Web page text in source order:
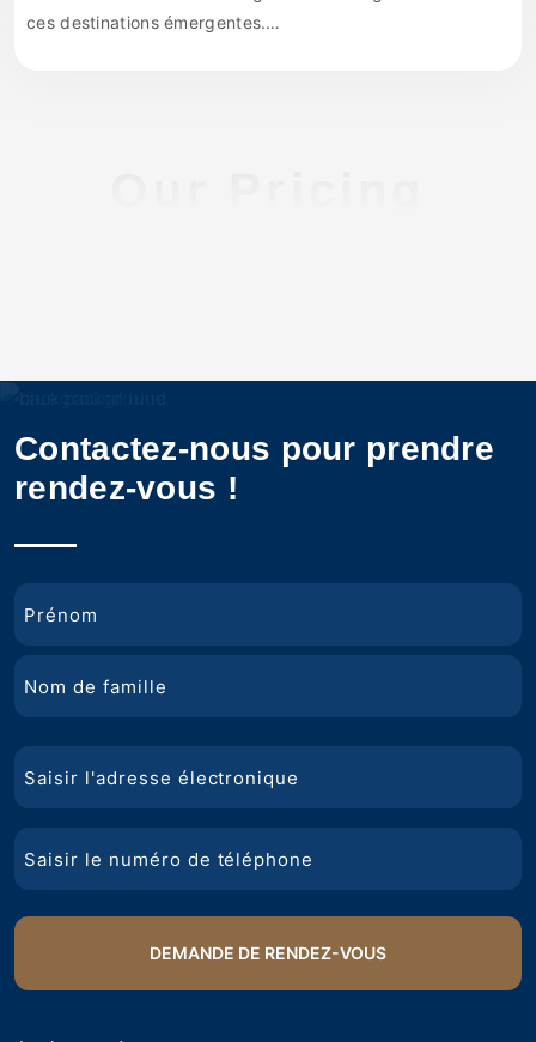
ces destinations émergentes.…
Contactez-nous pour prendre
rendez-vous !
de